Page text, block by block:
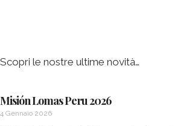
Scopri le nostre ultime novità…
Misión Lomas Peru 2026
4 Gennaio 2026